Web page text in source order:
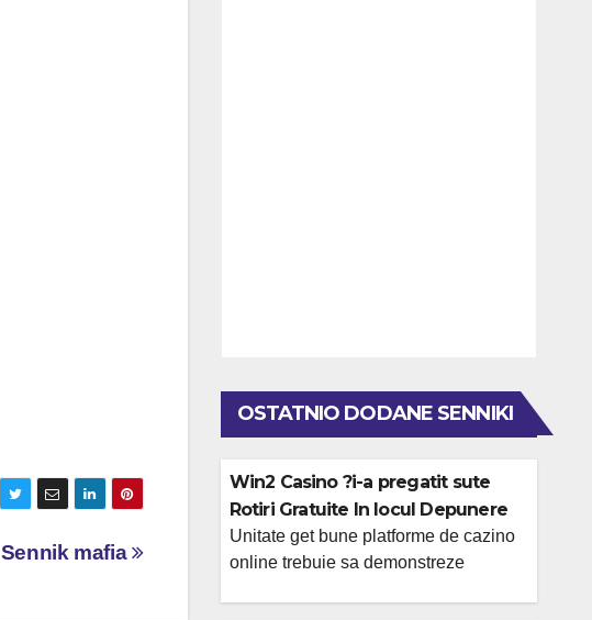
Sennik mafia
OSTATNIO DODANE SENNIKI
Win2 Casino ?i-a pregatit sute
Rotiri Gratuite In locul Depunere
Unitate get bune platforme de cazino
online trebuie sa demonstreze